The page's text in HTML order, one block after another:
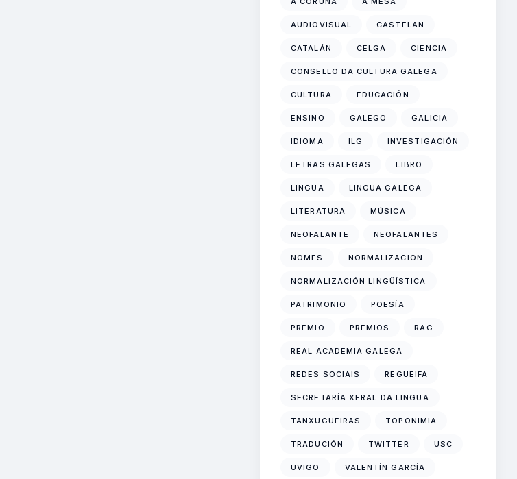
AUDIOVISUAL CASTELÁN
CATALÁN CELGA CIENCIA
CONSELLO DA CULTURA GALEGA
CULTURA EDUCACIÓN
ENSINO GALEGO GALICIA
IDIOMA ILG INVESTIGACIÓN
LETRAS GALEGAS LIBRO
LINGUA LINGUA GALEGA
LITERATURA MÚSICA
NEOFALANTE NEOFALANTES
NOMES NORMALIZACIÓN
NORMALIZACIÓN LINGÜÍSTICA
PATRIMONIO POESÍA
PREMIO PREMIOS RAG
REAL ACADEMIA GALEGA
REDES SOCIAIS REGUEIFA
SECRETARÍA XERAL DA LINGUA
TANXUGUEIRAS TOPONIMIA
TRADUCIÓN TWITTER USC
UVIGO VALENTÍN GARCÍA